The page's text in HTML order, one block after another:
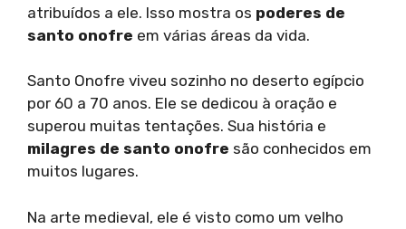
atribuídos a ele. Isso mostra os poderes de
santo onofre em várias áreas da vida.
Santo Onofre viveu sozinho no deserto egípcio
por 60 a 70 anos. Ele se dedicou à oração e
superou muitas tentações. Sua história e
milagres de santo onofre são conhecidos em
muitos lugares.
Na arte medieval, ele é visto como um velho